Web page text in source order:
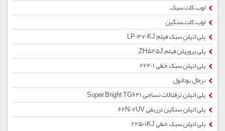
لوب کات سبک
لوب کات سنگین
پلی اتیلن سبک فیلم LP0470KJ
پلی پروپیلن فیلم ZH525J
پلی اتیلن سبک خطی 22401
نرمال بوتانول
پلی اتیلن ترفتالات نساجی Super Bright TG641
پلی اتیلن سنگین تزریقی 62N07UV
پلی اتیلن سبک خطی 22501KJ